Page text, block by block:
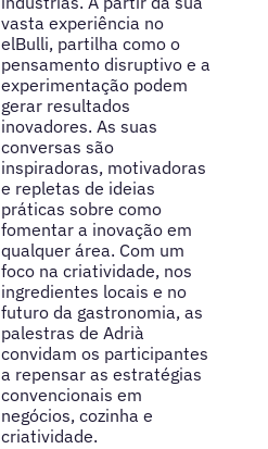
vasta experiência no
elBulli, partilha como o
pensamento disruptivo e a
experimentação podem
gerar resultados
inovadores. As suas
conversas são
inspiradoras, motivadoras
e repletas de ideias
práticas sobre como
fomentar a inovação em
qualquer área. Com um
foco na criatividade, nos
ingredientes locais e no
futuro da gastronomia, as
palestras de Adrià
convidam os participantes
a repensar as estratégias
convencionais em
negócios, cozinha e
criatividade.